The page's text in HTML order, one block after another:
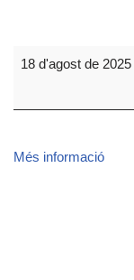
18 d'agost de 2025
Més informació